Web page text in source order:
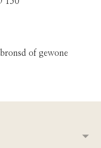
of gewone